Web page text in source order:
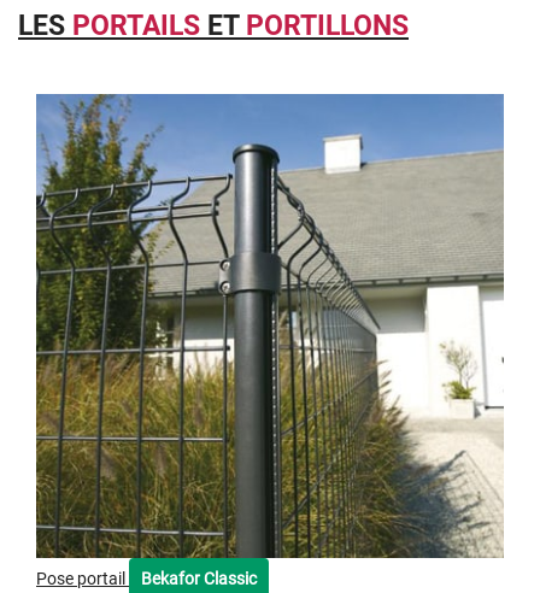
LES PORTAILS ET PORTILLONS
Pose portail Bekafor Classic